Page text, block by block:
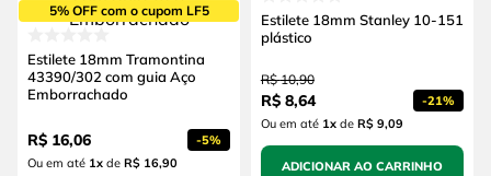
5% OFF com o cupom LF5
Estilete 18mm Tramontina
43390/302 com guia Aço
Emborrachado
R$ 16,06 -5%
Ou em até 1xde R$ 16,90
Estilete 18mm Stanley 10-151
plástico
R$ 10,90
R$ 8,64 -21%
Ou em até 1xde R$ 9,09
ADICIONAR AO CARRINHO